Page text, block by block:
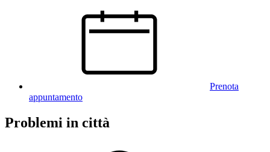
Prenota
appuntamento
Problemi in città